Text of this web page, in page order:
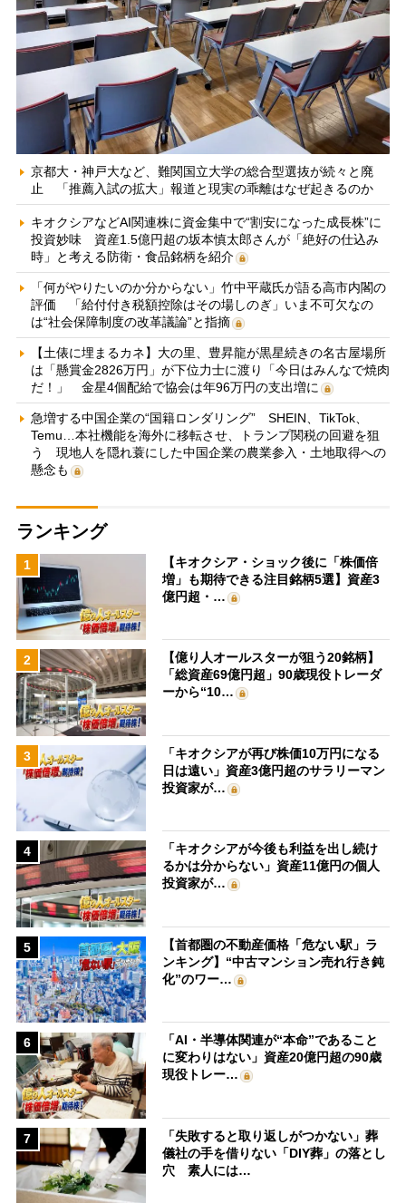
京都大・神戸大など、難関国立大学の総合型選抜が続々と廃
止 「推薦入試の拡大」報道と現実の乖離はなぜ起きるのか
キオクシアなどAI関連株に資金集中で“割安になった成長株”に
投資妙味 資産1.5億円超の坂本慎太郎さんが「絶好の仕込み
時」と考える防衛・食品銘柄を紹介
「何がやりたいのか分からない」竹中平蔵氏が語る高市内閣の
評価 「給付付き税額控除はその場しのぎ」いま不可欠なの
は“社会保障制度の改革議論”と指摘
【土俵に埋まるカネ】大の里、豊昇龍が黒星続きの名古屋場所
は「懸賞金2826万円」が下位力士に渡り「今日はみんなで焼肉
だ！」 金星4個配給で協会は年96万円の支出増に
急増する中国企業の“国籍ロンダリング” SHEIN、TikTok、
Temu…本社機能を海外に移転させ、トランプ関税の回避を狙
う 現地人を隠れ蓑にした中国企業の農業参入・土地取得への
懸念も
ランキング
1
【キオクシア・ショック後に「株価倍
増」も期待できる注目銘柄5選】資産3
億円超・…
2
【億り人オールスターが狙う20銘柄】
「総資産69億円超」90歳現役トレーダ
ーから“10…
3
「キオクシアが再び株価10万円になる
日は遠い」資産3億円超のサラリーマン
投資家が…
4
「キオクシアが今後も利益を出し続け
るかは分からない」資産11億円の個人
投資家が…
5
【首都圏の不動産価格「危ない駅」ラ
ンキング】“中古マンション売れ行き鈍
化”のワー…
6
「AI・半導体関連が“本命”であること
に変わりはない」資産20億円超の90歳
現役トレー…
7
「失敗すると取り返しがつかない」葬
儀社の手を借りない「DIY葬」の落とし
穴 素人には…